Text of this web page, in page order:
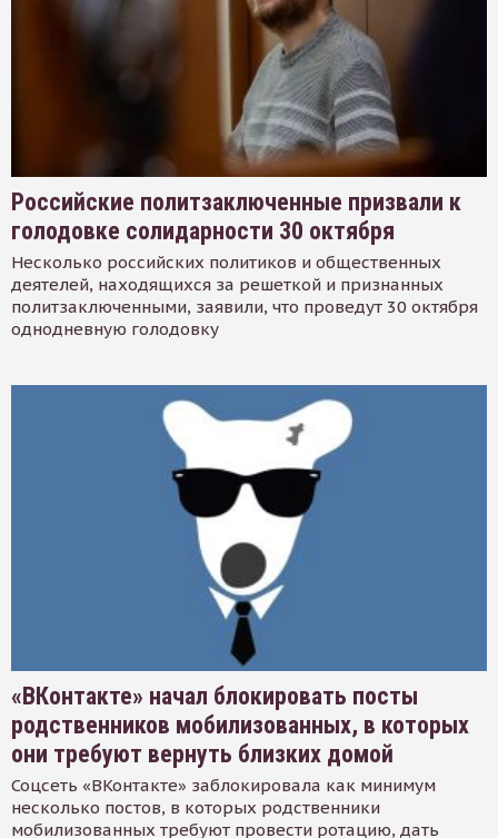
Российские политзаключенные призвали к
голодовке солидарности 30 октября
Несколько российских политиков и общественных
деятелей, находящихся за решеткой и признанных
политзаключенными, заявили, что проведут 30 октября
однодневную голодовку
«ВКонтакте» начал блокировать посты
родственников мобилизованных, в которых
они требуют вернуть близких домой
Соцсеть «ВКонтакте» заблокировала как минимум
несколько постов, в которых родственники
мобилизованных требуют провести ротацию, дать